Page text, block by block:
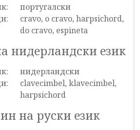
португалски
cravo, o cravo, harpsichord,
do cravo, espineta
нидерландски език
нидерландски
clavecimbel, klavecimbel,
harpsichord
на руски език